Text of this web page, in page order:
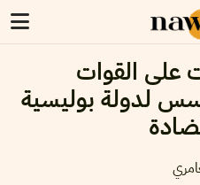
على القوات
لدولة بوليسية